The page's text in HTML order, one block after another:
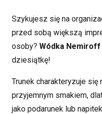
Szykujesz się na
przed sobą większą
osoby? Wódka
dziesiątkę!
Trunek charakteryzuje
przyjemnym smakiem,
jako podarunek lub